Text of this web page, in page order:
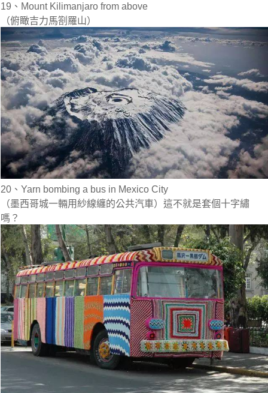
19、Mount Kilimanjaro from above
（俯瞰吉力馬劄羅山）
20、Yarn bombing a bus in Mexico City
（墨西哥城一輛用紗線纏的公共汽車）這不就是套個十字繡
嗎？